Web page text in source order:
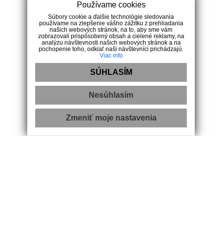
Úvod
Nehnuteľnosti
Vložte ponuku / dopyt
Makléri
Kontakt
Kontakt
Svätoplukovo námestie 2829/1B, 949 01 Nitra
+421 903 447 906
kontakt@pavlikpartners.sk
Používame cookies
Súbory cookie a ďalšie technológie sledovania
používame na zlepšenie vášho zážitku z prehliadania
našich webových stránok, na to, aby sme vám
zobrazovali prispôsobený obsah a cielené reklamy, na
analýzu návštevnosti našich webových stránok a na
pochopenie toho, odkiaľ naši návštevníci prichádzajú.
Viac info
SÚHLASÍM
Nesúhlasím
Zmeniť moje nastavenia